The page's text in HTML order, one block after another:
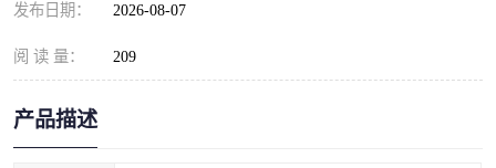
发布日期： 2026-08-07
阅 读 量： 209
产品描述